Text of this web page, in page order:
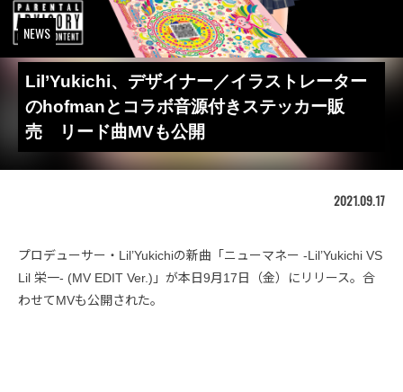
NEWS
Lil’Yukichi、デザイナー／イラストレーター
のhofmanとコラボ音源付きステッカー販
売 リード曲MVも公開
2021.09.17
プロデューサー・Lil’Yukichiの新曲「ニューマネー -Lil’Yukichi VS
Lil 栄一- (MV EDIT Ver.)」が本日9月17日（金）にリリース。合
わせてMVも公開された。